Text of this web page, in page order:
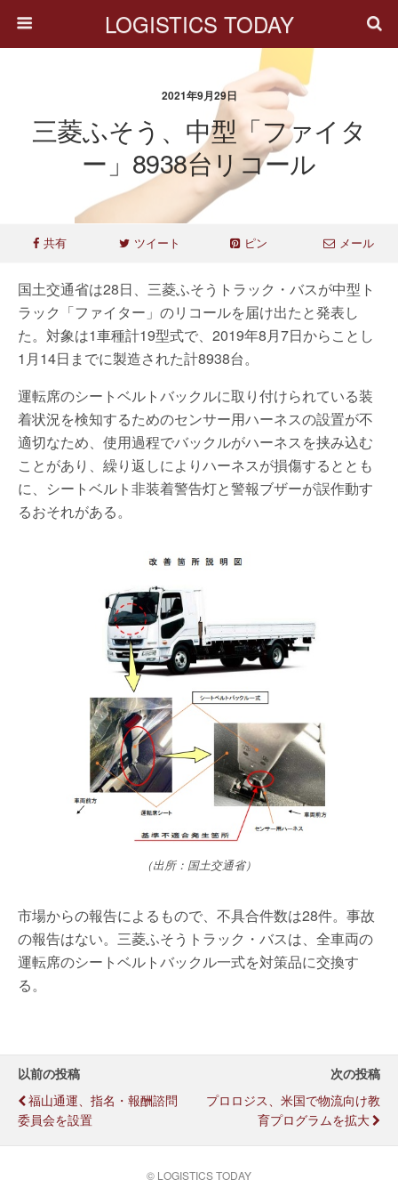
LOGISTICS TODAY
2021年9月29日
三菱ふそう、中型「ファイタ
ー」8938台リコール
共有 ツイート ピン メール
国土交通省は28日、三菱ふそうトラック・バスが中型ト
ラック「ファイター」のリコールを届け出たと発表し
た。対象は1車種計19型式で、2019年8月7日からことし
1月14日までに製造された計8938台。
運転席のシートベルトバックルに取り付けられている装
着状況を検知するためのセンサー用ハーネスの設置が不
適切なため、使用過程でバックルがハーネスを挟み込む
ことがあり、繰り返しによりハーネスが損傷するととも
に、シートベルト非装着警告灯と警報ブザーが誤作動す
るおそれがある。
（出所：国土交通省）
市場からの報告によるもので、不具合件数は28件。事故
の報告はない。三菱ふそうトラック・バスは、全車両の
運転席のシートベルトバックル一式を対策品に交換す
る。
以前の投稿
福山通運、指名・報酬諮問
委員会を設置
次の投稿
プロロジス、米国で物流向け教
育プログラムを拡大
© LOGISTICS TODAY